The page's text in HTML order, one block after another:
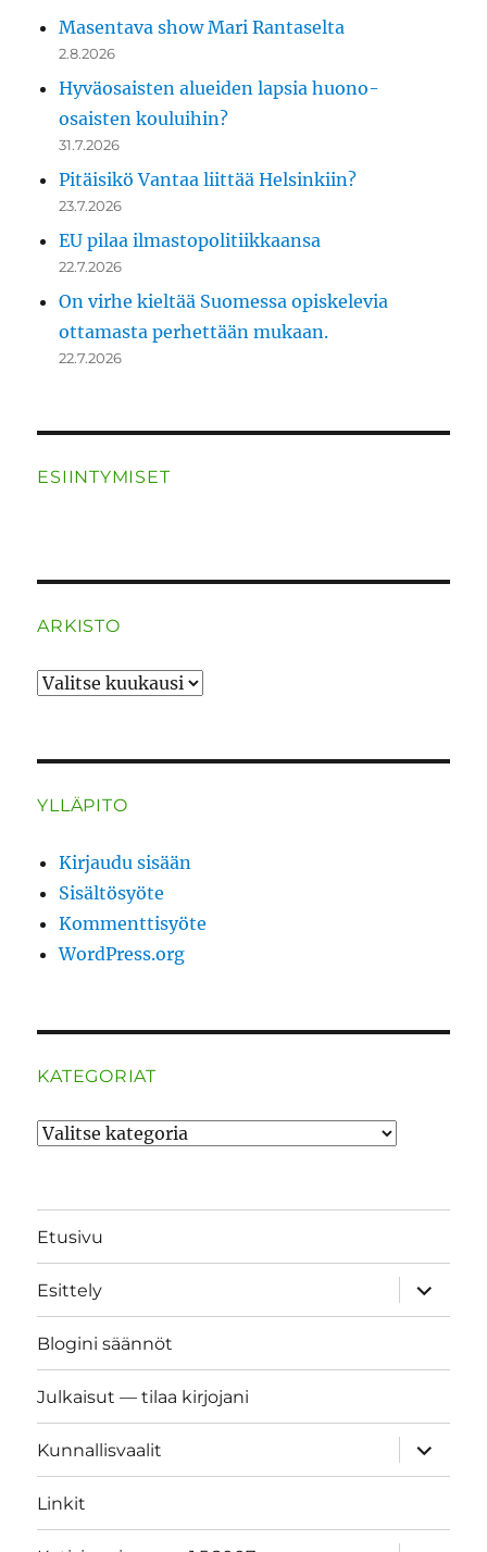
Masentava show Mari Rantaselta
2.8.2026
Hyväosaisten alueiden lapsia huono-
osaisten kouluihin?
31.7.2026
Pitäisikö Vantaa liittää Helsinkiin?
23.7.2026
EU pilaa ilmastopolitiikkaansa
22.7.2026
On virhe kieltää Suomessa opiskelevia
ottamasta perhettään mukaan.
22.7.2026
ESIINTYMISET
ARKISTO
ARKISTO
YLLÄPITO
Kirjaudu sisään
Sisältösyöte
Kommenttisyöte
WordPress.org
KATEGORIAT
Kategoriat
Etusivu
Esittely
näytä
Blogini säännöt
Julkaisut — tilaa kirjojani
Kunnallisvaalit
näytä
Linkit